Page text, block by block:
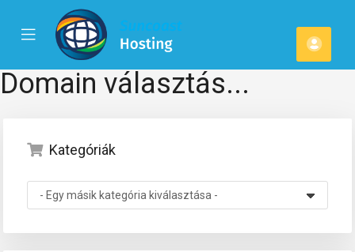
Mobile
Menu
Fiók
Domain választás...
Kategóriák